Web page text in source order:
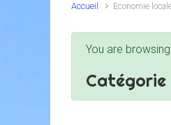
Accueil Economie
You are
Catégorie